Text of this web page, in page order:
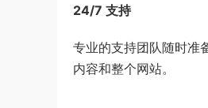
24/7 支持
专业的支持团队随时准
内容和整个网站。